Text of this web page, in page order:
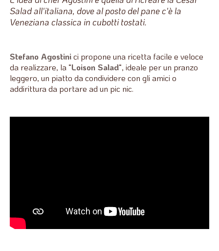
Salad all'italiana, dove al posto del pane c'è la
Veneziana classica in cubotti tostati.
Stefano Agostinici propone una ricetta facile e veloce
da realizzare, la “Loison Salad“, ideale per un pranzo
leggero, un piatto da condividere con gli amici o
addirittura da portare ad un pic nic.